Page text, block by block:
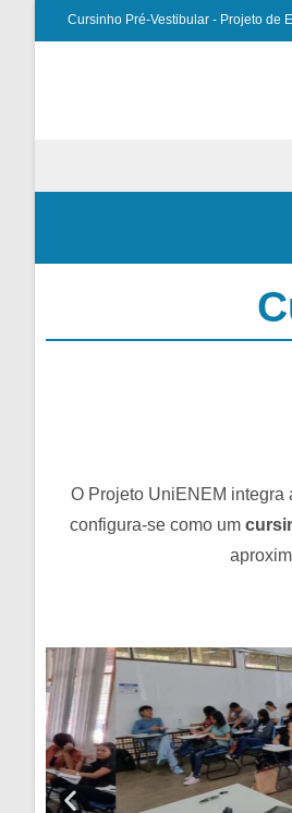
Cursinho Pré-Vestibular - Projeto de
O Projeto UniENEM
configura-se como um